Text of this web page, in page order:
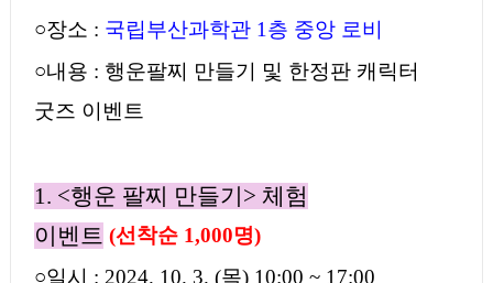
○장소 : 국립부산과학관 1 층 중앙 로비
○내용 : 행운팔찌 만들기 및 한정판 캐릭터
굿즈 이벤트
1. <행운 팔찌 만들기>체험
이벤트 (선착순 1,000명)
○일시 : 2024. 10. 3. (목) 10:00 ~ 17:00